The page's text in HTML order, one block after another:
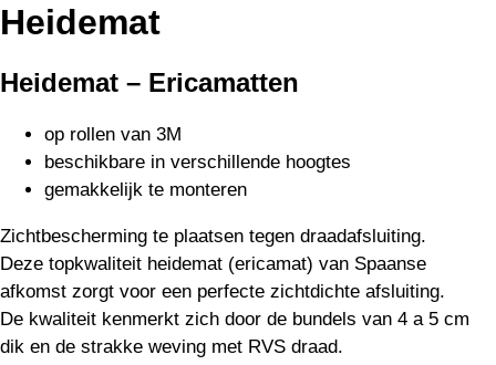
Heidemat
Heidemat – Ericamatten
op rollen van 3M
beschikbare in verschillende hoogtes
gemakkelijk te monteren
Zichtbescherming te plaatsen tegen draadafsluiting.
Deze topkwaliteit heidemat (ericamat) van Spaanse
afkomst zorgt voor een perfecte zichtdichte afsluiting.
De kwaliteit kenmerkt zich door de bundels van 4 a 5 cm
dik en de strakke weving met RVS draad.